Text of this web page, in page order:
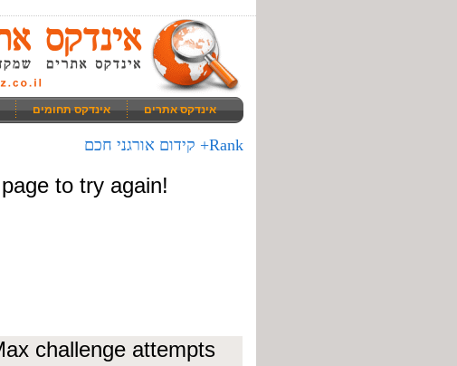
אינדקס אתרים אינדקס תחומים
Rank+ קידום אורגני חכם